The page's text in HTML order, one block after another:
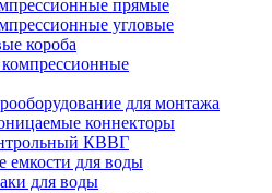
прямые
угловые
короба
для монтажа
коннекторы
КВВГ
емкости для воды
для воды